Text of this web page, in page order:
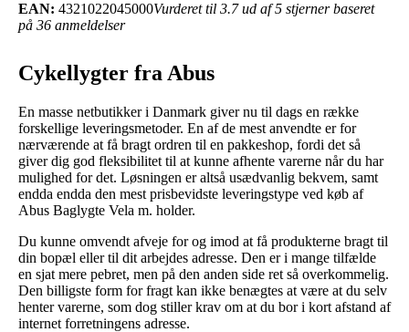
EAN: 4321022045000Vurderet til 3.7 ud af 5 stjerner baseret
på 36 anmeldelser
Cykellygter fra Abus
En masse netbutikker i Danmark giver nu til dags en række
forskellige leveringsmetoder. En af de mest anvendte er for
nærværende at få bragt ordren til en pakkeshop, fordi det så
giver dig god fleksibilitet til at kunne afhente varerne når du har
mulighed for det. Løsningen er altså usædvanlig bekvem, samt
endda endda den mest prisbevidste leveringstype ved køb af
Abus Baglygte Vela m. holder.
Du kunne omvendt afveje for og imod at få produkterne bragt til
din bopæl eller til dit arbejdes adresse. Den er i mange tilfælde
en sjat mere pebret, men på den anden side ret så overkommelig.
Den billigste form for fragt kan ikke benægtes at være at du selv
henter varerne, som dog stiller krav om at du bor i kort afstand af
internet forretningens adresse.